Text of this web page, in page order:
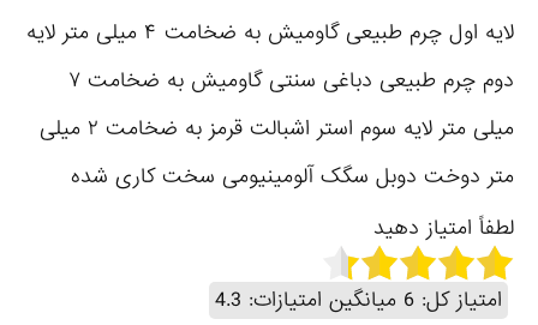
لایه اول چرم طبیعی گاومیش به ضخامت ۴ میلی متر لایه
دوم چرم طبیعی دباغی سنتی گاومیش به ضخامت ٧
میلی متر لایه سوم استر اشبالت قرمز به ضخامت ٢ میلی
متر دوخت دوبل سگک آلومینیومی سخت کاری شده
لطفاً امتیاز دهید
امتیاز کل: 6 میانگین امتیازات: 4.3